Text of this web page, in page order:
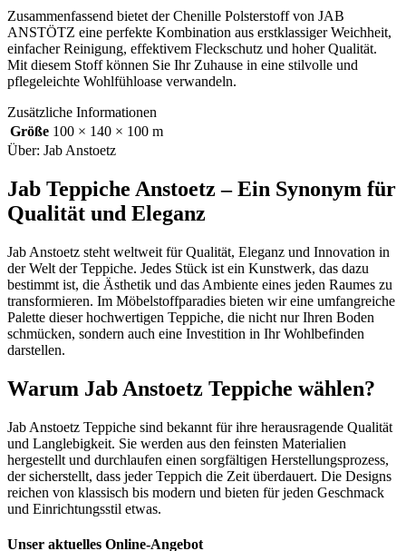
Zusammenfassend bietet der Chenille Polsterstoff von JAB
ANSTÖTZ eine perfekte Kombination aus erstklassiger Weichheit,
einfacher Reinigung, effektivem Fleckschutz und hoher Qualität.
Mit diesem Stoff können Sie Ihr Zuhause in eine stilvolle und
pflegeleichte Wohlfühloase verwandeln.
Zusätzliche Informationen
Größe 100 × 140 × 100 m
Über: Jab Anstoetz
Jab Teppiche Anstoetz – Ein Synonym für
Qualität und Eleganz
Jab Anstoetz steht weltweit für Qualität, Eleganz und Innovation in
der Welt der Teppiche. Jedes Stück ist ein Kunstwerk, das dazu
bestimmt ist, die Ästhetik und das Ambiente eines jeden Raumes zu
transformieren. Im Möbelstoffparadies bieten wir eine umfangreiche
Palette dieser hochwertigen Teppiche, die nicht nur Ihren Boden
schmücken, sondern auch eine Investition in Ihr Wohlbefinden
darstellen.
Warum Jab Anstoetz Teppiche wählen?
Jab Anstoetz Teppiche sind bekannt für ihre herausragende Qualität
und Langlebigkeit. Sie werden aus den feinsten Materialien
hergestellt und durchlaufen einen sorgfältigen Herstellungsprozess,
der sicherstellt, dass jeder Teppich die Zeit überdauert. Die Designs
reichen von klassisch bis modern und bieten für jeden Geschmack
und Einrichtungsstil etwas.
Unser aktuelles Online-Angebot